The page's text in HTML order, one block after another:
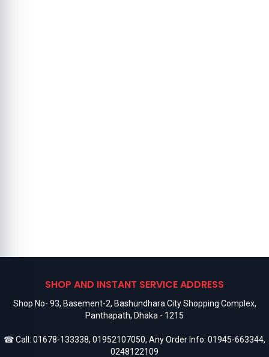
SHOP AND INSTANT SERVICE ADDRESS
Shop No- 93, Basement-2, Bashundhara City Shopping Complex,
Panthapath, Dhaka - 1215
☎ Call: 01678-133338, 01952107050, Any Order Info: 01945-663344,
0248122109